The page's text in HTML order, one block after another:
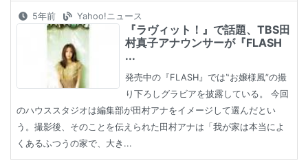
5年前 Yahoo!ニュース
『ラヴィット！』で話題、TBS田
村真子アナウンサーが『FLASH
...
発売中の『FLASH』では‟お嬢様風”の撮
り下ろしグラビアを披露している。 今回
のハウススタジオは編集部が田村アナをイメージして選んだとい
う。撮影後、そのことを伝えられた田村アナは「我が家は本当によ
くあるふつうの家で、大き...